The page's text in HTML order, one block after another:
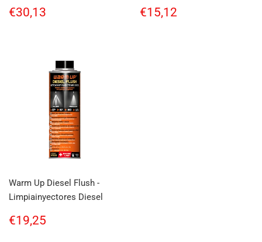
Regular
price
€30,13 Regular
price
€15,12
Warm Up Diesel Flush -
Limpiainyectores Diesel
Regular
price
€19,25